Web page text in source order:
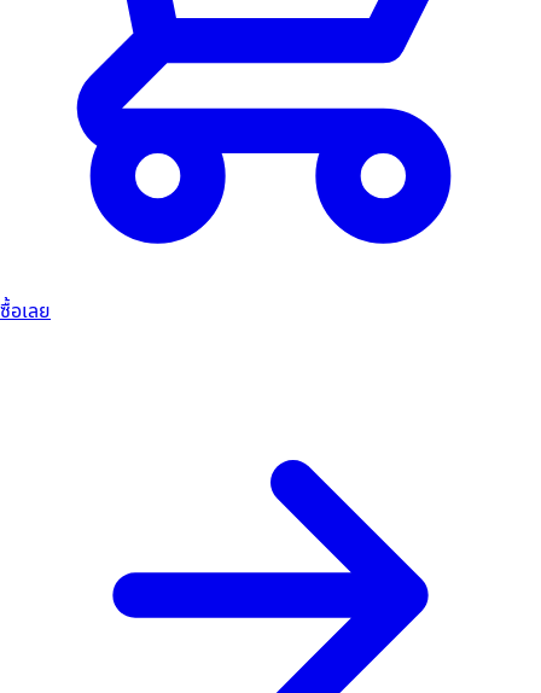
ซื้อเลย